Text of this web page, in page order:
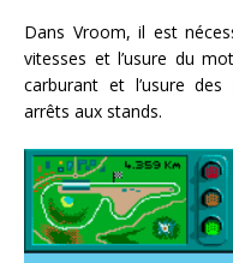
Dans Vroom, il est
vitesses et l’usure du
carburant et l’usure
arrêts aux stands.